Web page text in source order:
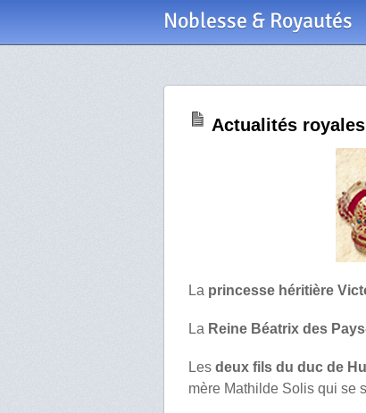
Noblesse & Royautés
Actualités
La princesse héritière
La Reine Béatrix des
Lesdeux fils du duc de
mère Mathilde Solis qui se